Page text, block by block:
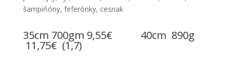
šampiňóny, feferónky, cesnak
35cm 700gm 9,55€ 40cm 890g
11,75€ (1,7)